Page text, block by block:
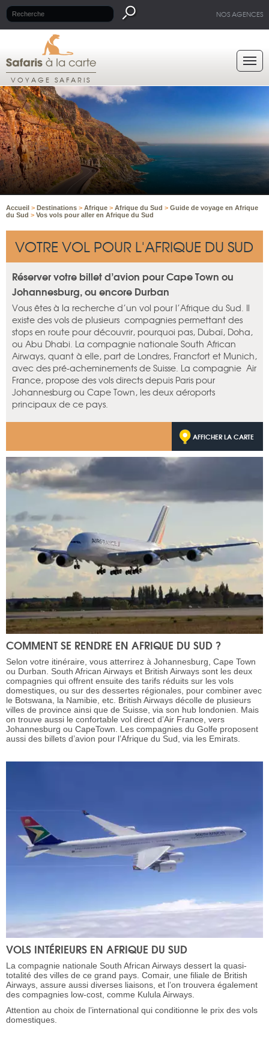
NOS AGENCES
VOYAGE SAFARIS
Accueil > Destinations > Afrique > Afrique du Sud > Guide de voyage en Afrique
du Sud > Vos vols pour aller en Afrique du Sud
VOTRE VOL POUR L'AFRIQUE DU SUD
Réserver votre billet d’avion pour Cape Town ou
Johannesburg, ou encore Durban
Vous êtes à la recherche d’un vol pour l’Afrique du Sud. Il
existe des vols de plusieurs compagnies permettant des
stops en route pour découvrir, pourquoi pas, Dubaï, Doha,
ou Abu Dhabi. La compagnie nationale South African
Airways, quant à elle, part de Londres, Francfort et Munich,
avec des pré-acheminements de Suisse. La compagnie Air
France, propose des vols directs depuis Paris pour
Johannesburg ou Cape Town, les deux aéroports
principaux de ce pays.
AFFICHER LA CARTE
COMMENT SE RENDRE EN AFRIQUE DU SUD ?
Selon votre itinéraire, vous atterrirez à Johannesburg, Cape Town
ou Durban. South African Airways et British Airways sont les deux
compagnies qui offrent ensuite des tarifs réduits sur les vols
domestiques, ou sur des dessertes régionales, pour combiner avec
le Botswana, la Namibie, etc. British Airways décolle de plusieurs
villes de province ainsi que de Suisse, via son hub londonien. Mais
on trouve aussi le confortable vol direct d’Air France, vers
Johannesburg ou CapeTown. Les compagnies du Golfe proposent
aussi des billets d’avion pour l’Afrique du Sud, via les Emirats.
VOLS INTÉRIEURS EN AFRIQUE DU SUD
La compagnie nationale South African Airways dessert la quasi-
totalité des villes de ce grand pays. Comair, une filiale de British
Airways, assure aussi diverses liaisons, et l’on trouvera également
des compagnies low-cost, comme Kulula Airways.
Attention au choix de l’international qui conditionne le prix des vols
domestiques.